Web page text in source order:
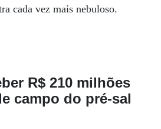
cada vez mais nebuloso.
R$ 210 milhões
campo do pré-sal